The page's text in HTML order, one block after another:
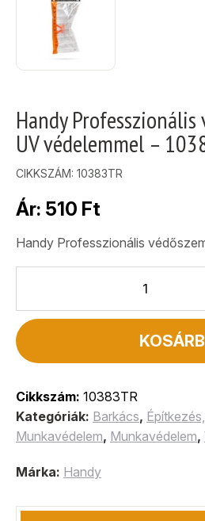
Handy Professzionális
UV védelemmel –
CIKKSZÁM: 10383TR
Ár: 510 Ft
Handy Professzionális
Cikkszám: 10383TR
Kategóriák: Barkács,
Munkavédelem, Munkavédelem,
Márka: Handy